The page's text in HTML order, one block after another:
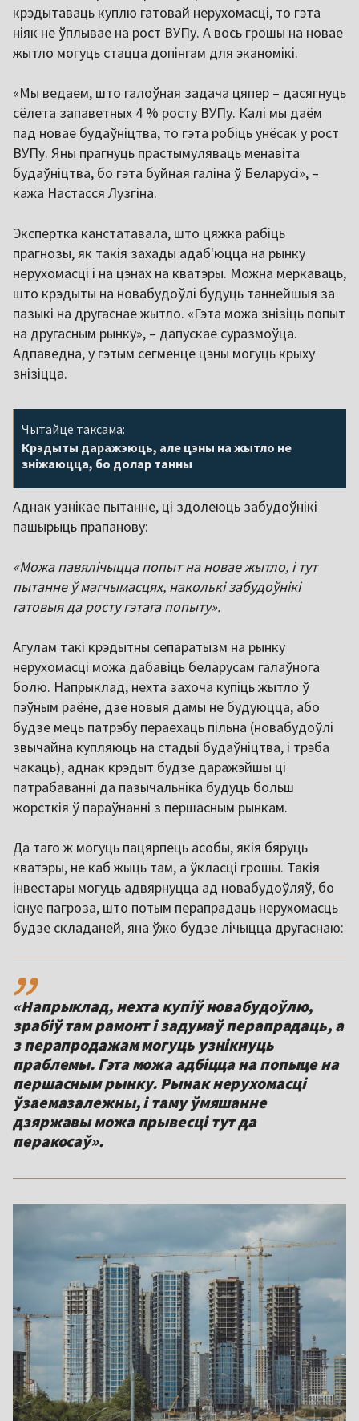
крэдытаваць куплю гатовай нерухомасці, то гэта
ніяк не ўплывае на рост ВУПу. А вось грошы на новае
жытло могуць стацца допінгам для эканомікі.
«Мы ведаем, што галоўная задача цяпер – дасягнуць
сёлета запаветных 4 % росту ВУПу. Калі мы даём
пад новае будаўніцтва, то гэта робіць унёсак у рост
ВУПу. Яны прагнуць прастымуляваць менавіта
будаўніцтва, бо гэта буйная галіна ў Беларусі», –
кажа Настасся Лузгіна.
Экспертка канстатавала, што цяжка рабіць
прагнозы, як такія захады адаб'юцца на рынку
нерухомасці і на цэнах на кватэры. Можна меркаваць,
што крэдыты на новабудоўлі будуць таннейшыя за
пазыкі на другаснае жытло. «Гэта можа знізіць попыт
на другасным рынку», – дапускае суразмоўца.
Адпаведна, у гэтым сегменце цэны могуць крыху
знізіцца.
Чытайце таксама:
Крэдыты даражэюць, але цэны на жытло не
зніжаюцца, бо долар танны
Аднак узнікае пытанне, ці здолеюць забудоўнікі
пашырыць прапанову:
«Можа павялічыцца попыт на новае жытло, і тут
пытанне ў магчымасцях, наколькі забудоўнікі
гатовыя да росту гэтага попыту».
Агулам такі крэдытны сепаратызм на рынку
нерухомасці можа дабавіць беларусам галаўнога
болю. Напрыклад, нехта захоча купіць жытло ў
пэўным раёне, дзе новыя дамы не будуюцца, або
будзе мець патрэбу пераехаць пільна (новабудоўлі
звычайна купляюць на стадыі будаўніцтва, і трэба
чакаць), аднак крэдыт будзе даражэйшы ці
патрабаванні да пазычальніка будуць больш
жорсткія ў параўнанні з першасным рынкам.
Да таго ж могуць пацярпець асобы, якія бяруць
кватэры, не каб жыць там, а ўкласці грошы. Такія
інвестары могуць адвярнуцца ад новабудоўляў, бо
існуе пагроза, што потым перапрадаць нерухомасць
будзе складаней, яна ўжо будзе лічыцца другаснаю:
,,
«Напрыклад, нехта купіў новабудоўлю,
зрабіў там рамонт і задумаў перапрадаць, а
з перапродажам могуць узнікнуць
праблемы. Гэта можа адбіцца на попыце на
першасным рынку. Рынак нерухомасці
ўзаемазалежны, і таму ўмяшанне
дзяржавы можа прывесці тут да
перакосаў».